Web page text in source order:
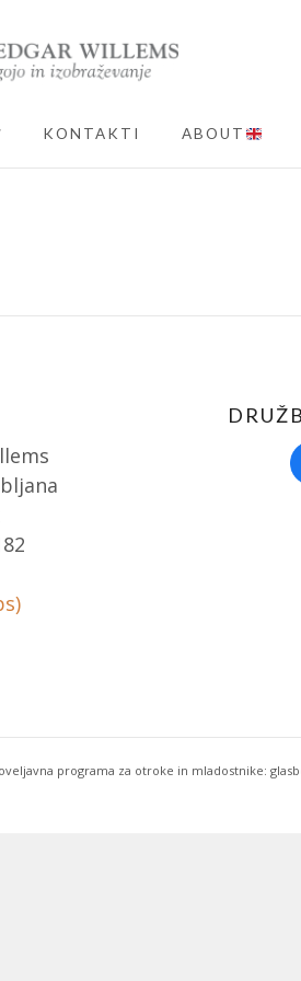
CHILD MENU
KONTAKTI ABOUT
programa za otroke in mladostnike: